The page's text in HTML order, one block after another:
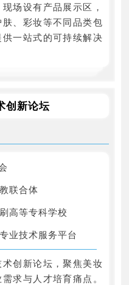
场设有产品展示区，
、彩妆等不同品类包
一站式的可持续解决
创新论坛
联合体
高等专科学校
业技术服务平台
创新论坛，聚焦美妆
求与人才培育痛点。